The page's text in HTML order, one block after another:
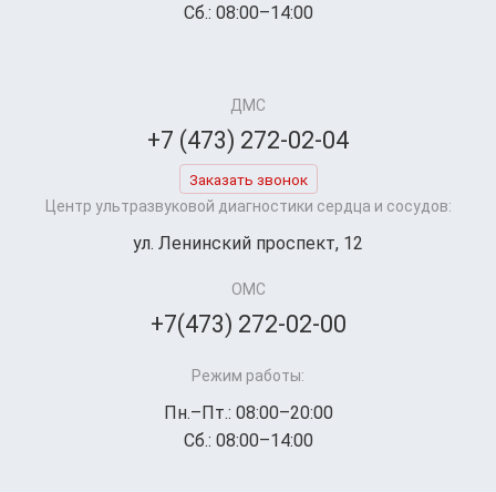
Сб.: 08:00–14:00
ДМС
+7 (473) 272-02-04
Заказать звонок
Центр ультразвуковой диагностики сердца и сосудов:
ул. Ленинский проспект, 12
ОМС
+7(473) 272-02-00
Режим работы:
Пн.–Пт.: 08:00–20:00
Сб.: 08:00–14:00